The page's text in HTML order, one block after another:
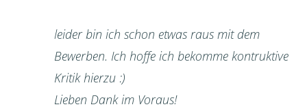
leider bin ich schon etwas raus mit dem
Bewerben. Ich hoffe ich bekomme kontruktive
Kritik hierzu :)
Lieben Dank im Voraus!